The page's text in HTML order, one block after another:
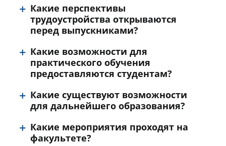
Какие перспективы
трудоустройства открываются
перед выпускниками?
Какие возможности для
практического обучения
предоставляются студентам?
Какие существуют возможности
для дальнейшего образования?
Какие мероприятия проходят на
факультете?